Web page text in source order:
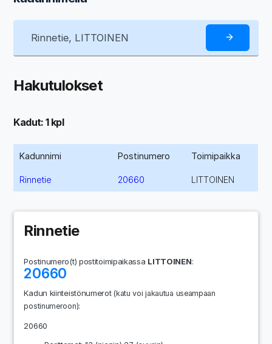
Hakutulokset
Kadut: 1 kpl
Kadunnimi Postinumero Toimipaikka
Rinnetie 20660 LITTOINEN
Rinnetie
Postinumero(t) postitoimipaikassa LITTOINEN:
20660
Kadun kiinteistönumerot(katu voi jakautua useampaan
postinumeroon):
20660